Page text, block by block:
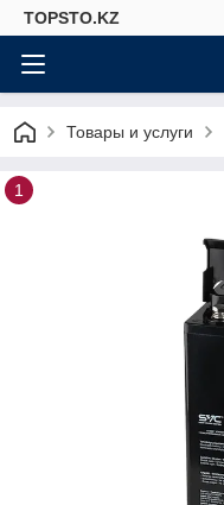
TOPSTO.KZ
Товары и услуги
1